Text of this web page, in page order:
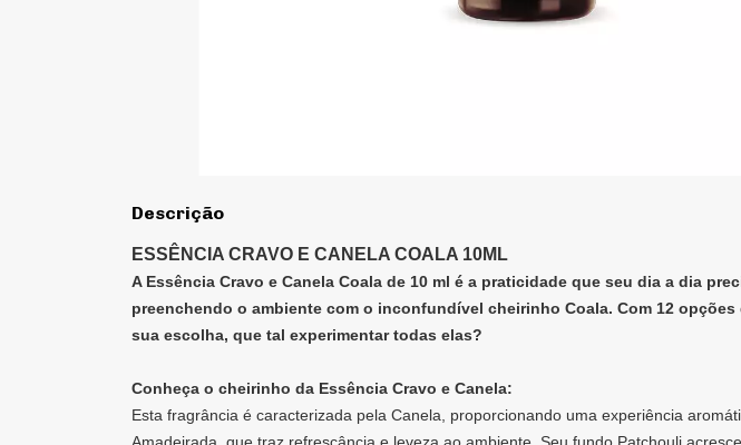
Descrição
ESSÊNCIA CRAVO E CANELA COALA 10ML
A Essência Cravo e Canela Coala de 10 ml é a praticidade que seu dia a dia
preenchendo o ambiente com o inconfundível cheirinho Coala. Com 12 opções
sua escolha, que tal experimentar todas elas?
Conheça o cheirinho da Essência Cravo e Canela:
Esta fragrância é caracterizada pela Canela, proporcionando uma experiência